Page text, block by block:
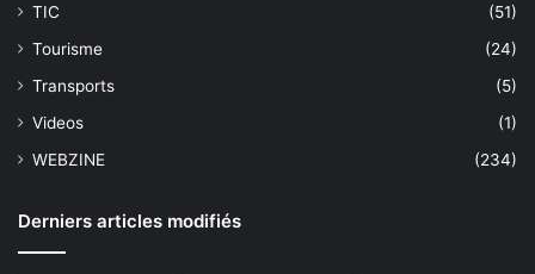
TIC
(51)
Tourisme
(24)
Transports
(5)
Videos
(1)
WEBZINE
(234)
Derniers articles modifiés